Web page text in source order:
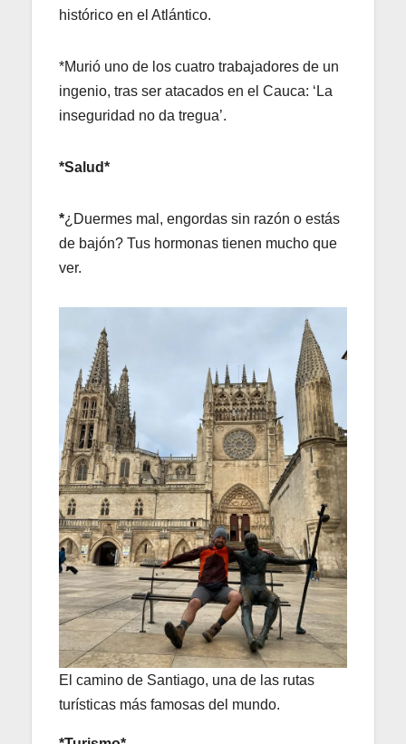
histórico en el Atlántico.
*Murió uno de los cuatro trabajadores de un
ingenio, tras ser atacados en el Cauca: ‘La
inseguridad no da tregua’.
*Salud*
*¿Duermes mal, engordas sin razón o estás
de bajón? Tus hormonas tienen mucho que
ver.
El camino de Santiago, una de las rutas
turísticas más famosas del mundo.